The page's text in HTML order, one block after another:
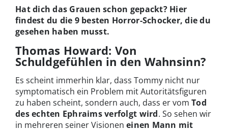
Hat dich das Grauen schon gepackt? Hier
findest du die 9 besten Horror-Schocker, die du
gesehen haben musst.
Thomas Howard: Von
Schuldgefühlen in den Wahnsinn?
Es scheint immerhin klar, dass Tommy nicht nur
symptomatisch ein Problem mit Autoritätsfiguren
zu haben scheint, sondern auch, dass er vom Tod
des echten Ephraims verfolgt wird. So sehen wir
in mehreren seiner Visionen einen Mann mit